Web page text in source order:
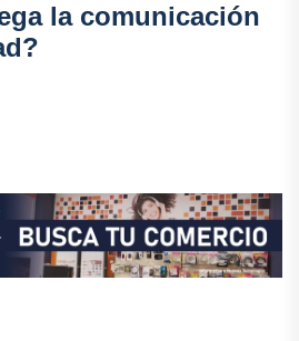
la comunicación